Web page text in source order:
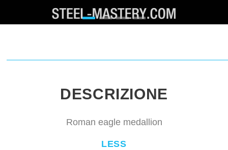
DESCRIZIONE
Roman eagle medallion
LESS